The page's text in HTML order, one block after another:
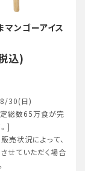
マンゴーアイス
込)
30(日)
総数65万食が完
]
売状況によって、
せていただく場合